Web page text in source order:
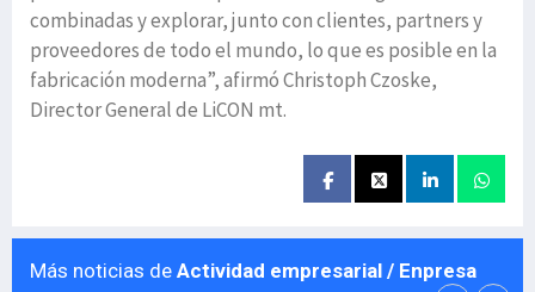
combinadas y explorar, junto con clientes, partners y
proveedores de todo el mundo, lo que es posible en la
fabricación moderna”, afirmó Christoph Czoske,
Director General de LiCON mt.
Más noticias de Actividad empresarial / Enpresa